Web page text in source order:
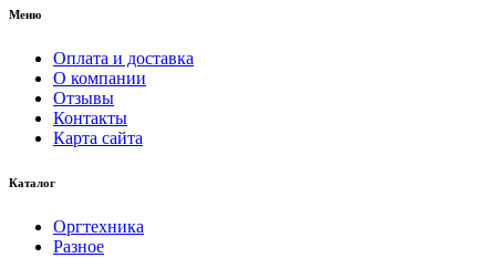
Меню
Оплата и доставка
О компании
Отзывы
Контакты
Карта сайта
Каталог
Оргтехника
Разное